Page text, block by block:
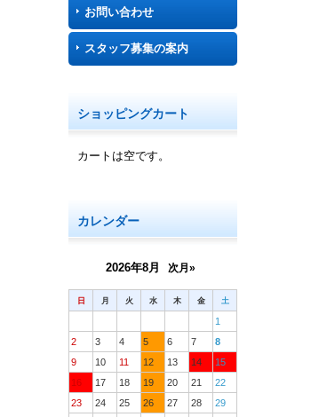
お問い合わせ
スタッフ募集の案内
ショッピングカート
カートは空です。
カレンダー
2026年8月 次月»
日 月 火 水 木 金 土
1
2
3 4 5 6 7
8
9
10 11 12 13 14
15
16
17 18 19 20 21
22
23
24 25 26 27 28
29